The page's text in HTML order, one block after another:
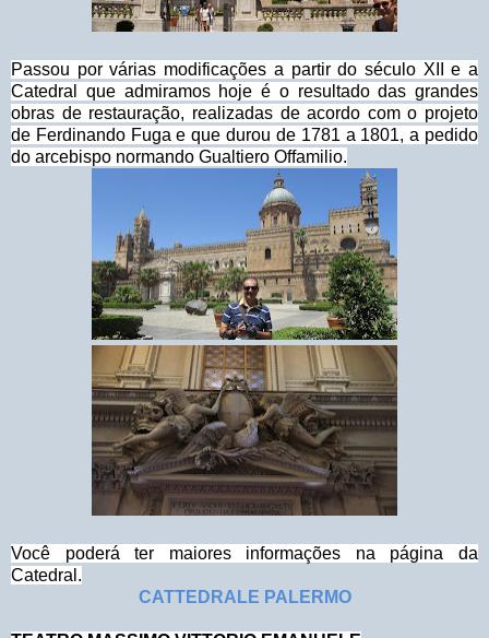
Passou por várias modificações a partir do século XII e a
Catedral que admiramos hoje é o resultado das grandes
obras de restauração, realizadas de acordo com o projeto
de Ferdinando Fuga e que durou de 1781 a 1801, a pedido
do arcebispo normando Gualtiero Offamilio.
Você poderá ter maiores informações na página da
Catedral.
CATTEDRALE PALERMO